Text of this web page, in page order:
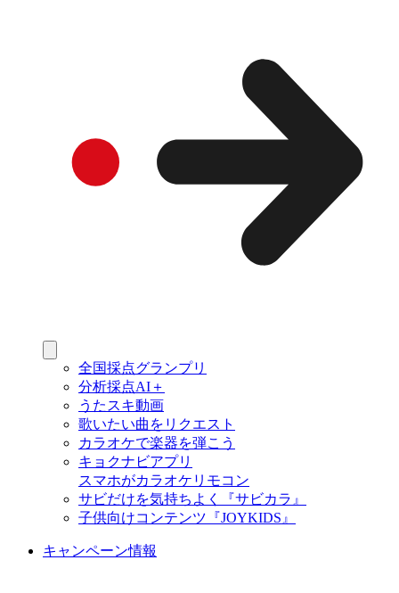
全国採点グランプリ
分析採点AI＋
うたスキ動画
歌いたい曲をリクエスト
カラオケで楽器を弾こう
キョクナビアプリ
スマホがカラオケリモコン
サビだけを気持ちよく『サビカラ』
子供向けコンテンツ『JOYKIDS』
キャンペーン情報